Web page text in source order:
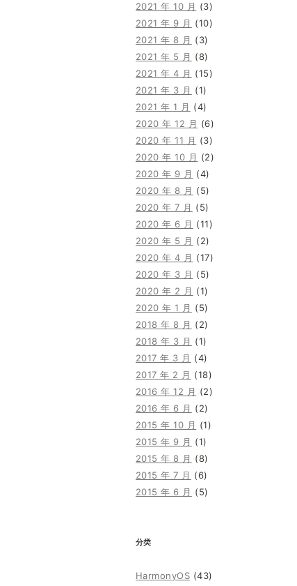
2021 年 10 月 (3)
2021 年 9 月 (10)
2021 年 8 月 (3)
2021 年 5 月 (8)
2021 年 4 月 (15)
2021 年 3 月 (1)
2021 年 1 月 (4)
2020 年 12 月 (6)
2020 年 11 月 (3)
2020 年 10 月 (2)
2020 年 9 月 (4)
2020 年 8 月 (5)
2020 年 7 月 (5)
2020 年 6 月 (11)
2020 年 5 月 (2)
2020 年 4 月 (17)
2020 年 3 月 (5)
2020 年 2 月 (1)
2020 年 1 月 (5)
2018 年 8 月 (2)
2018 年 3 月 (1)
2017 年 3 月 (4)
2017 年 2 月 (18)
2016 年 12 月 (2)
2016 年 6 月 (2)
2015 年 10 月 (1)
2015 年 9 月 (1)
2015 年 8 月 (8)
2015 年 7 月 (6)
2015 年 6 月 (5)
分类
HarmonyOS (43)